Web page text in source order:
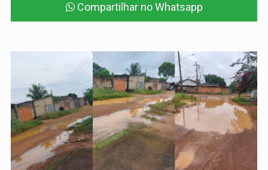
Compartilhar no Whatsapp